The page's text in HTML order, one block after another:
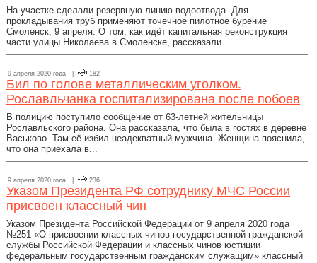
На участке сделали резервную линию водоотвода. Для
прокладывания труб применяют точечное пилотное бурение
Смоленск, 9 апреля. О том, как идёт капитальная реконструкция
части улицы Николаева в Смоленске, рассказали...
9 апреля 2020 года | 182
Бил по голове металлическим уголком.
Рославльчанка госпитализирована после побоев
В полицию поступило сообщение от 63-летней жительницы
Рославльского района. Она рассказала, что была в гостях в деревне
Васьково. Там её избил неадекватный мужчина. Женщина пояснила,
что она приехала в...
9 апреля 2020 года | 236
Указом Президента РФ сотруднику МЧС России
присвоен классный чин
Указом Президента Российской Федерации от 9 апреля 2020 года
№251 «О присвоении классных чинов государственной гражданской
службы Российской Федерации и классных чинов юстиции
федеральным государственным гражданским служащим» классный